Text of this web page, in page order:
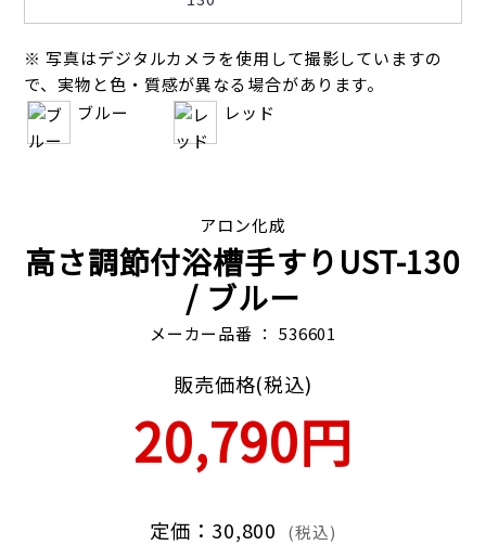
※ 写真はデジタルカメラを使用して撮影していますの
で、実物と色・質感が異なる場合があります。
ブルー
レッド
アロン化成
高さ調節付浴槽手すりUST-130
/ ブルー
メーカー品番 ： 536601
販売価格(税込)
20,790円
定価：30,800 (税込)